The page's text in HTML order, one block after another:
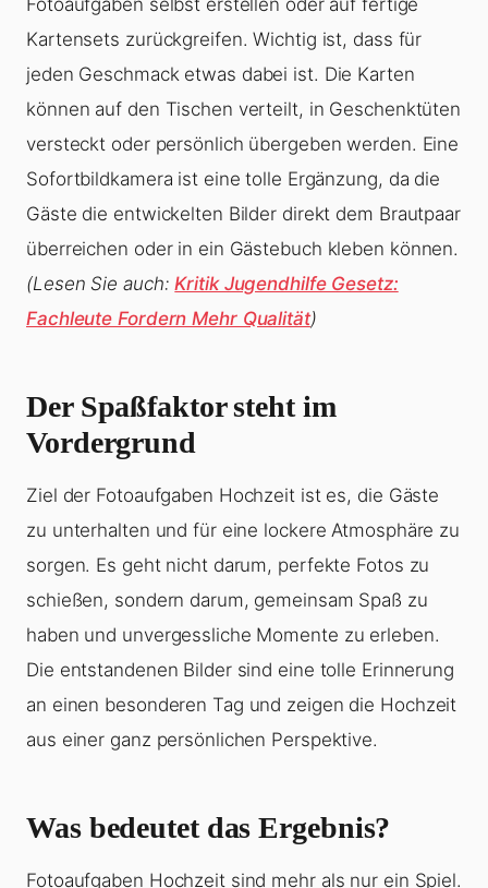
Kartensets zurückgreifen. Wichtig ist, dass für
jeden Geschmack etwas dabei ist. Die Karten
können auf den Tischen verteilt, in Geschenktüten
versteckt oder persönlich übergeben werden. Eine
Sofortbildkamera ist eine tolle Ergänzung, da die
Gäste die entwickelten Bilder direkt dem Brautpaar
überreichen oder in ein Gästebuch kleben können.
(Lesen Sie auch:Kritik Jugendhilfe Gesetz:
Fachleute Fordern Mehr Qualität)
Der Spaßfaktor steht im
Vordergrund
Ziel der Fotoaufgaben Hochzeit ist es, die Gäste
zu unterhalten und für eine lockere Atmosphäre zu
sorgen. Es geht nicht darum, perfekte Fotos zu
schießen, sondern darum, gemeinsam Spaß zu
haben und unvergessliche Momente zu erleben.
Die entstandenen Bilder sind eine tolle Erinnerung
an einen besonderen Tag und zeigen die Hochzeit
aus einer ganz persönlichen Perspektive.
Was bedeutet das Ergebnis?
Fotoaufgaben Hochzeit sind mehr als nur ein Spiel.